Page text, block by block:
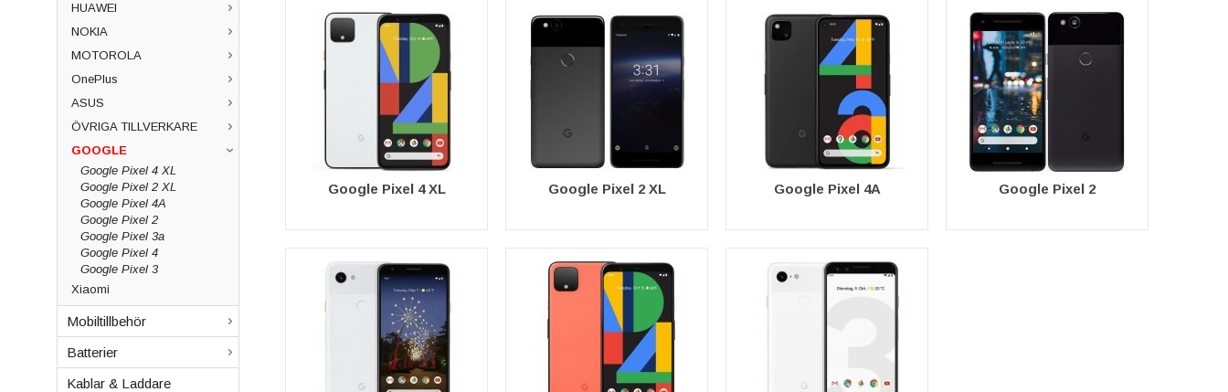
HUAWEI
NOKIA
MOTOROLA
OnePlus
ASUS
ÖVRIGA TILLVERKARE
GOOGLE
Google Pixel 4 XL
Google Pixel 2 XL
Google Pixel 4A
Google Pixel 2
Google Pixel 3a
Google Pixel 4
Google Pixel 3
Xiaomi
Mobiltillbehör
Batterier
Kablar & Laddare
Google Pixel 4 XL Google Pixel 2 XL Google Pixel 4A Google Pixel 2